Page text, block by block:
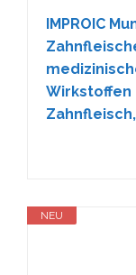
IMPROIC
Wirkstoffen
NEU